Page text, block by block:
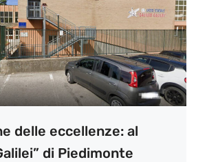
delle eccellenze: al
di Piedimonte